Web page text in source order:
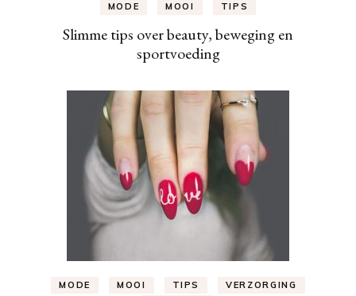
MODE MOOI TIPS
Slimme tips over beauty, beweging en
sportvoeding
MODE MOOI TIPS
VERZORGING